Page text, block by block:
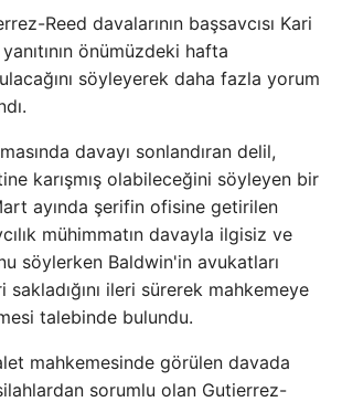
Reed davalarının başsavcısı Kari
önümüzdeki hafta
söyleyerek daha fazla yorum
davayı sonlandıran delil,
karışmış olabileceğini söyleyen bir
ayında şerifin ofisine getirilen
mühimmatın davayla ilgisiz ve
söylerken Baldwin'in avukatları
sakladığını ileri sürerek mahkemeye
talebinde bulundu.
mahkemesinde görülen davada
sorumlu olan Gutierrez-